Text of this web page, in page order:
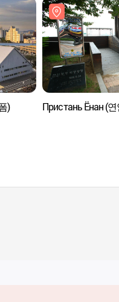
) Пристань Ёнан (